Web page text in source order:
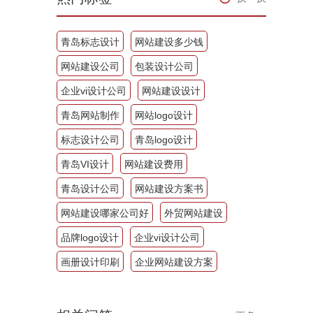
青岛标志设计 网站建设多少钱
网站建设公司 包装设计公司
企业vi设计公司 网站建设设计
青岛网站制作 网站logo设计
标志设计公司 青岛logo设计
青岛VI设计 网站建设费用
青岛设计公司 网站建设方案书
网站建设哪家公司好 外贸网站建设
品牌logo设计 企业vi设计公司
画册设计印刷 企业网站建设方案